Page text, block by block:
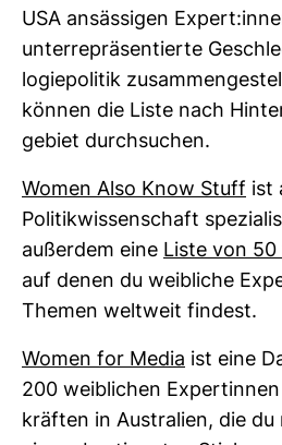
USA ansäs­sigen
unter­re­prä­sen­tierte
lo­gie­po­litik
können die Liste nach
ge­biet durch­su­chen.
Women Also Know Stuff ist
Poli­tik­wis­sen­schaft
außerdem eine Liste von 50
auf denen du weib­liche
Themen welt­weit fin­dest.
Women for Media ist eine
200 weib­li­chen
kräften in Aus­tra­lien, die du